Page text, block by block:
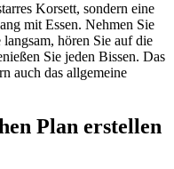
Korsett, sondern eine
mit Essen. Nehmen Sie
hören Sie auf die
Sie jeden Bissen. Das
auch das allgemeine
Plan erstellen